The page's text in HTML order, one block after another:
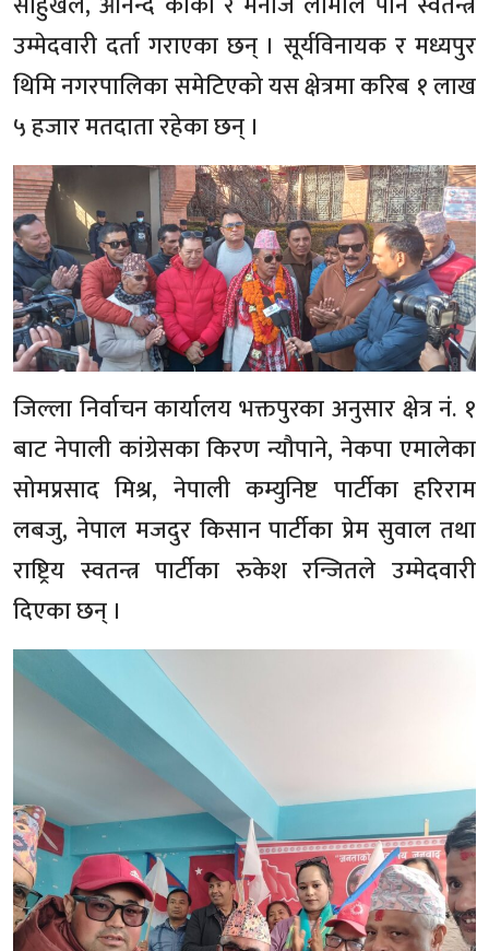
उम्मेदवारी दर्ता गराएका छन् । सूर्यविनायक र मध्यपुर
थिमि नगरपालिका समेटिएको यस क्षेत्रमा करिब १ लाख
५ हजार मतदाता रहेका छन् ।
जिल्ला निर्वाचन कार्यालय भक्तपुरका अनुसार क्षेत्र नं. १
बाट नेपाली कांग्रेसका किरण न्यौपाने, नेकपा एमालेका
सोमप्रसाद मिश्र, नेपाली कम्युनिष्ट पार्टीका हरिराम
लबजु, नेपाल मजदुर किसान पार्टीका प्रेम सुवाल तथा
राष्ट्रिय स्वतन्त्र पार्टीका रुकेश रन्जितले उम्मेदवारी
दिएका छन् ।